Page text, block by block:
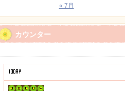
« 7月
カウンター